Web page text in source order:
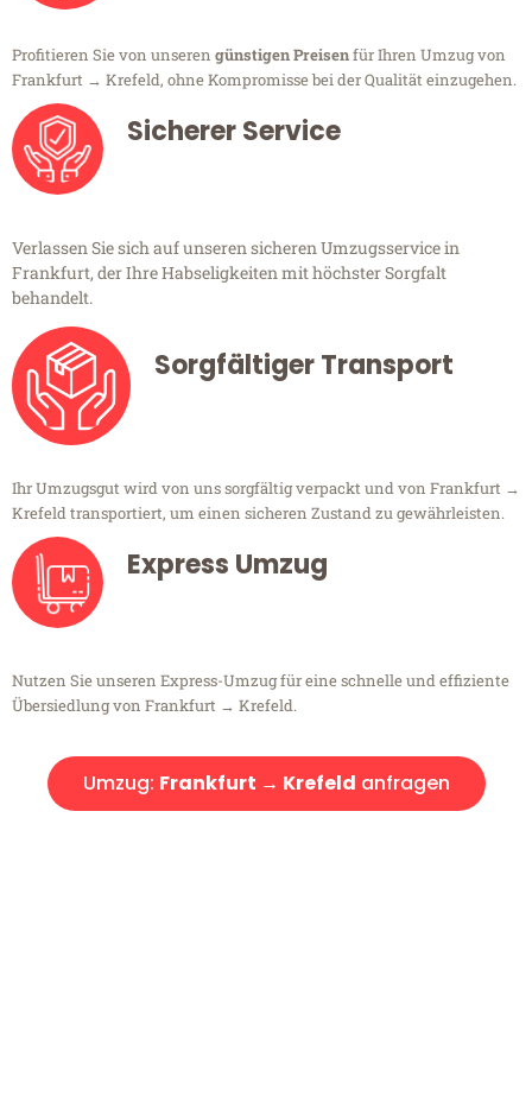
Profitieren Sie von unseren günstigen Preisenfür Ihren Umzug von
Frankfurt → Krefeld, ohne Kompromisse bei der Qualität einzugehen.
Sicherer Service
Verlassen Sie sich auf unseren sicheren Umzugsservice in
Frankfurt, der Ihre Habseligkeiten mit höchster Sorgfalt
behandelt.
Sorgfältiger Transport
Ihr Umzugsgut wird von uns sorgfältig verpackt und von Frankfurt →
Krefeld transportiert, um einen sicheren Zustand zu gewährleisten.
Express Umzug
Nutzen Sie unseren Express-Umzug für eine schnelle und effiziente
Übersiedlung von Frankfurt → Krefeld.
Umzug: Frankfurt → Krefeld anfragen